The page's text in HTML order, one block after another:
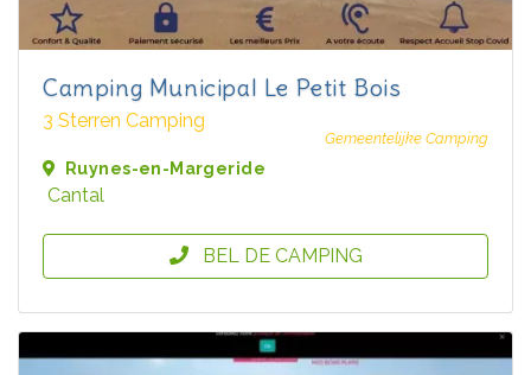
Camping Municipal Le Petit Bois
3 Sterren Camping
Gemeentelijke Camping
Ruynes-en-Margeride
Cantal
BEL DE CAMPING